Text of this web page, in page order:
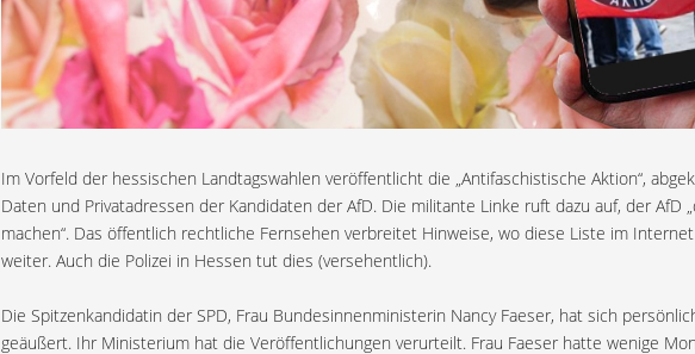
Im Vorfeld der hessischen Landtagswahlen veröffentlicht die „Antifaschistische Aktion“,
Daten und Privatadressen der Kandidaten der AfD. Die militante Linke ruft dazu auf, der AfD
machen“. Das öffentlich rechtliche Fernsehen verbreitet Hinweise, wo diese Liste im
weiter. Auch die Polizei in Hessen tut dies (versehentlich).
Die Spitzenkandidatin der SPD, Frau Bundesinnenministerin Nancy Faeser, hat sich
geäußert. Ihr Ministerium hat die Veröffentlichungen verurteilt. Frau Faeser hatte wenige